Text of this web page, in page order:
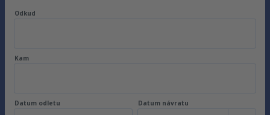
Odkud
Kam
Datum odletu Datum návratu